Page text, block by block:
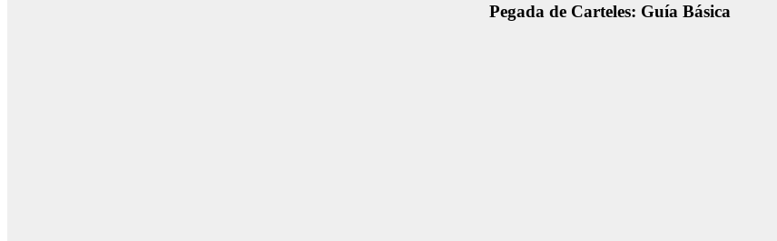
Pegada de Carteles: Guía Básica